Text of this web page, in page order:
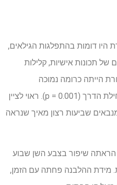
היו דומות בהתפלגות הגילאים,
של תכונות אישיות, קלילות
הייתה כרומה נמוכה
משמעותית (רוויה צבעונית) בתחילת הדרך (p = 0.001). ראוי לציין
שביעות רצון מאיך שנראה
שיפור בצבע השן שבוע
מידת ההלבנה פחתה עם הזמן,